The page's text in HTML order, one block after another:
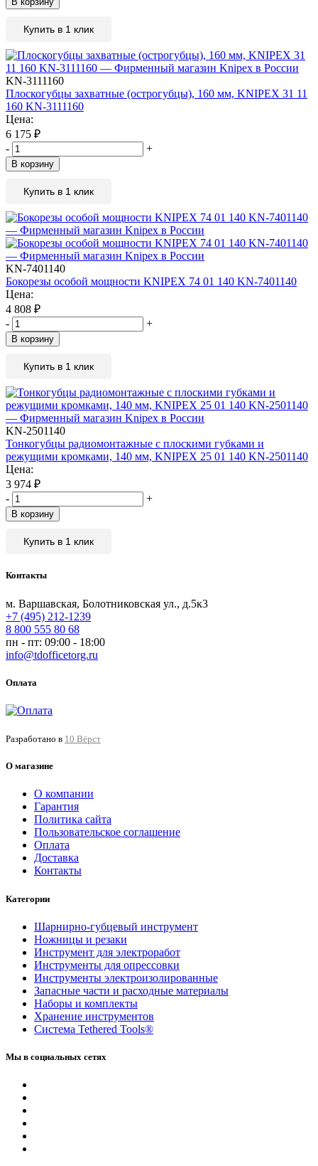
Купить в 1 клик
KN-3111160
Плоскогубцы захватные (острогубцы), 160 мм, KNIPEX 31 11
160 KN-3111160
Цена:
6 175 ₽
-
+
В корзину
Купить в 1 клик
KN-7401140
Бокорезы особой мощности KNIPEX 74 01 140 KN-7401140
Цена:
4 808 ₽
-
+
В корзину
Купить в 1 клик
KN-2501140
Тонкогубцы радиомонтажные с плоскими губками и
режущими кромками, 140 мм, KNIPEX 25 01 140 KN-2501140
Цена:
3 974 ₽
-
+
В корзину
Купить в 1 клик
Контакты
м. Варшавская, Болотниковская ул., д.5к3
+7 (495) 212-1239
8 800 555 80 68
пн - пт: 09:00 - 18:00
info@tdofficetorg.ru
Оплата
Разработано в 10 Вёрст
О магазине
О компании
Гарантия
Политика сайта
Пользовательское соглашение
Оплата
Доставка
Контакты
Категории
Шарнирно-губцевый инструмент
Ножницы и резаки
Инструмент для электроработ
Инструменты для опрессовки
Инструменты электроизолированные
Запасные части и расходные материалы
Наборы и комплекты
Хранение инс­тру­мен­тов
Система Tethered Tools®
Мы в социальных сетях